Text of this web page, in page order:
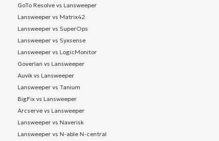
GoTo Resolve vs Lansweeper
Lansweeper vs Matrix42
Lansweeper vs SuperOps
Lansweeper vs Syxsense
Lansweeper vs LogicMonitor
Goverlan vs Lansweeper
Auvik vs Lansweeper
Lansweeper vs Tanium
BigFix vs Lansweeper
Arcserve vs Lansweeper
Lansweeper vs Naverisk
Lansweeper vs N-able N-central